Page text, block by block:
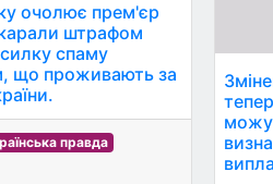
очолює прем'єр
штрафом
спаму
що проживають за
правда